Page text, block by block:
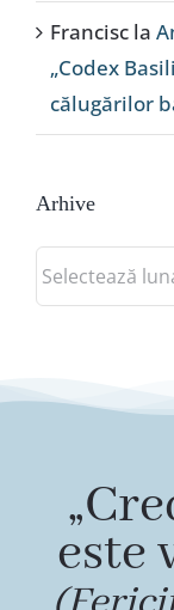
Francisc la
„Codex
călugărilor
Arhive
Arhive
este